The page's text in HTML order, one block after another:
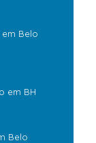
em Belo
em BH
Belo